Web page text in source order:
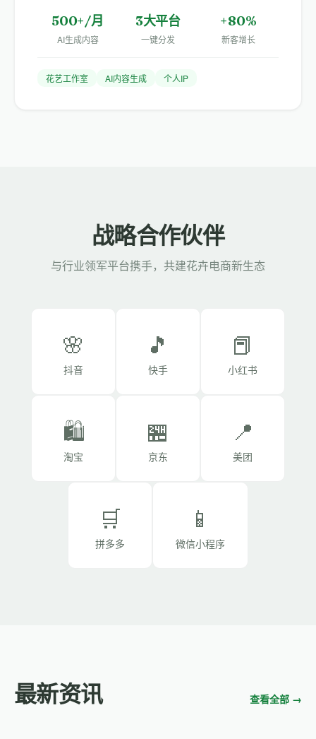
500+/月
AI生成内容
3大平台
一键分发
+80%
新客增长
花艺工作室 AI内容生成 个人IP
战略合作伙伴
与行业领军平台携手，共建花卉电商新生态
🌸
抖音
🎵
快手
📕
小红书
🛍️
淘宝
🏪
京东
📍
美团
🛒
拼多多
📱
微信小程序
最新资讯 查看全部 →